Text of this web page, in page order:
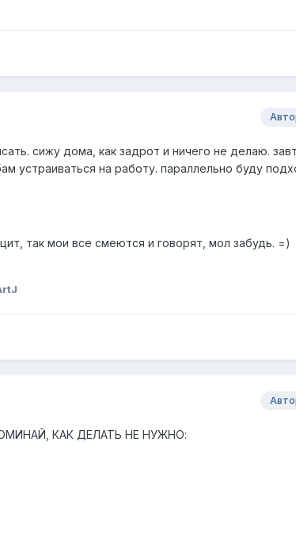
сижу дома, как задрот и ничего не делаю.
устраиваться на работу. параллельно буду
так мои все смеются и говорят, мол забудь. =)
КАК ДЕЛАТЬ НЕ НУЖНО: